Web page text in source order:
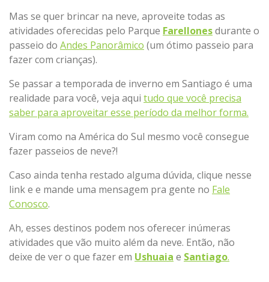
Mas se quer brincar na neve, aproveite todas as
atividades oferecidas pelo Parque Farellonesdurante o
passeio do Andes Panorâmico (um ótimo passeio para
fazer com crianças).
Se passar a temporada de inverno em Santiago é uma
realidade para você, veja aqui tudo que você precisa
saber para aproveitar esse período da melhor forma.
Viram como na América do Sul mesmo você consegue
fazer passeios de neve?!
Caso ainda tenha restado alguma dúvida, clique nesse
link e e mande uma mensagem pra gente no Fale
Conosco.
Ah, esses destinos podem nos oferecer inúmeras
atividades que vão muito além da neve. Então, não
deixe de ver o que fazer em Ushuaia e Santiago.